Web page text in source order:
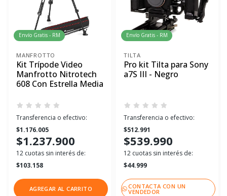
Envío Gratis - RM
MANFROTTO
Kit Trípode Video
Manfrotto Nitrotech
608 Con Estrella Media
Transferencia o efectivo:
$1.176.005
$1.237.900
12 cuotas sin interés de:
$103.158
AGREGAR AL CARRITO
Envío Gratis - RM
TILTA
Pro kit Tilta para Sony
a7S III - Negro
Transferencia o efectivo:
$512.991
$539.990
12 cuotas sin interés de:
$44.999
CONTACTA CON UN
VENDEDOR